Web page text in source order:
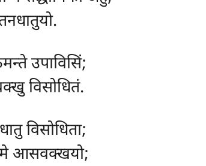
उपाविसिं;
विसोधितं.
विसोधिता;
मे आसवक्खयो;